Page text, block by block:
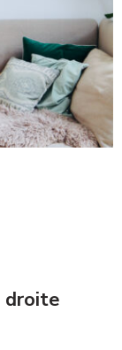
droite